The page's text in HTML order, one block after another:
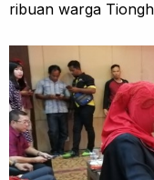
ribuan warga